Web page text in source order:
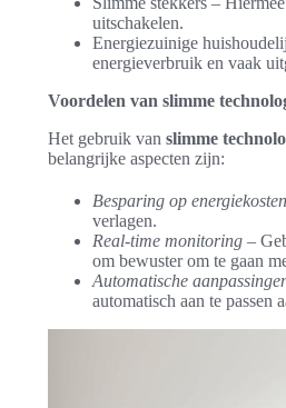
uitschakelen.
Energiezuinige
energieverbruik en vaak
Voordelen van slimme
Het gebruik van slimme
belangrijke aspecten zijn:
Besparing op energiekosten
verlagen.
Real-time monitoring –
om bewuster om te gaan
Automatische
automatisch aan te passen